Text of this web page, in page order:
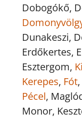
Dobogókő,
Dunakeszi,
Erdőkertes,
Esztergom,
Kerepes, Fót
Pécel,
Monor,